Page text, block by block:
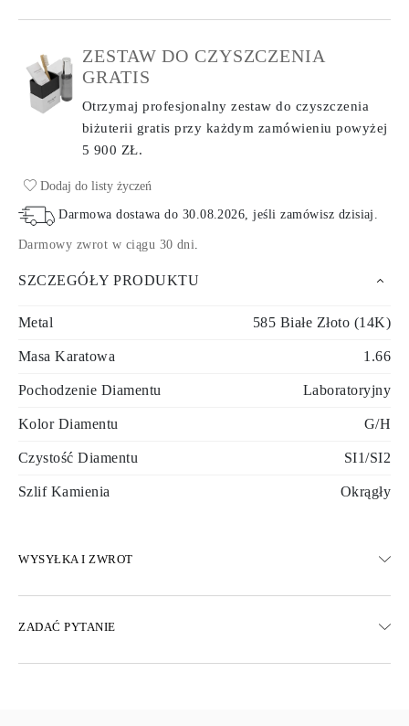
ZESTAW DO CZYSZCZENIA
GRATIS
Otrzymaj profesjonalny zestaw do czyszczenia
biżuterii gratis przy każdym zamówieniupowyżej
5 900 ZŁ.
Dodaj do listy życzeń
Darmowa dostawa do 30.08.2026, jeśli zamówisz dzisiaj .
Darmowy zwrot w ciągu 30 dni.
SZCZEGÓŁY PRODUKTU
Metal 585 Białe Złoto (14K)
Masa Karatowa 1.66
Pochodzenie Diamentu Laboratoryjny
Kolor Diamentu G/H
Czystość Diamentu SI1/SI2
Szlif Kamienia Okrągły
WYSYŁKA I ZWROT
Dostępne są również opcje dostawy ekspresowej
ZADAĆ PYTANIE